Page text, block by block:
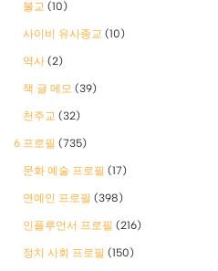
불교 (10)
사이비 유사종교 (10)
역사 (2)
책 글 메모 (39)
천주교 (32)
6 프로필 (735)
문화 예술 프로필 (17)
연예인 프로필 (398)
인플루언서 프로필 (216)
정치 사회 프로필 (150)